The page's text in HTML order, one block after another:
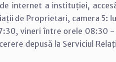
internet a instituției,
de Proprietari, camera 5:
vineri între orele 08:30 -
depusă la Serviciul